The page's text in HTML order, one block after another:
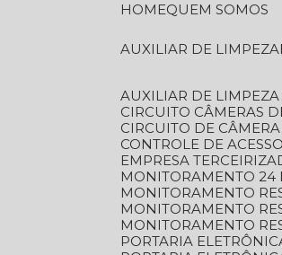
HOME
QUEM SOMOS
AUXILIAR DE LIMPEZA
AUXILIAR DE
CIRCUITO CÂMERAS
CIRCUITO DE
CONTROLE DE
EMPRESA
MONITORAMENTO
MONITORAMENTO
MONITORAMENTO
MONITORAMENTO
PORTARIA